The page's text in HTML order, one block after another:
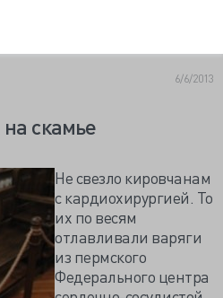
6/6/2013
скамье
Не свезло кировчанам
с кардиохирургией. То
их по весям
отлавливали варяги
из пермского
Федерального центра